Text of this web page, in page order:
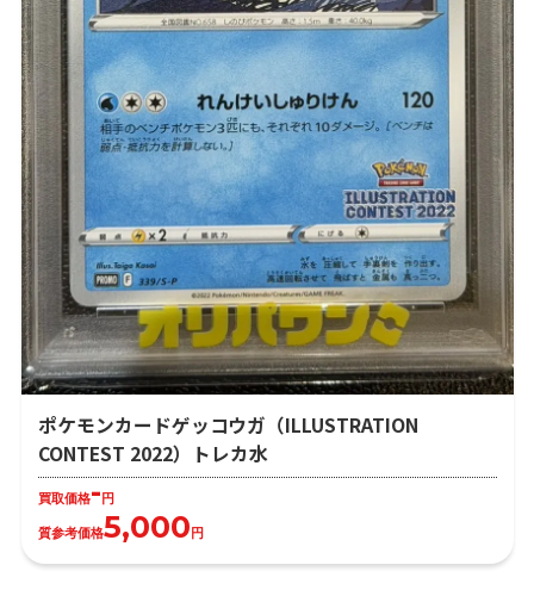
ポケモンカードゲッコウガ（ILLUSTRATION
CONTEST 2022）トレカ水
買取価格- 円
質参考価格5,000 円